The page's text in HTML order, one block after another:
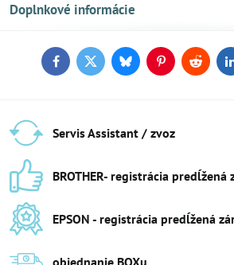
Doplnkové informácie
FacebookTwitterBlueskyPinterestReddit
Servis Assistant / zvoz
BROTHER- registrácia predĺžená
EPSON - registrácia predĺžená
objednanie BOXu